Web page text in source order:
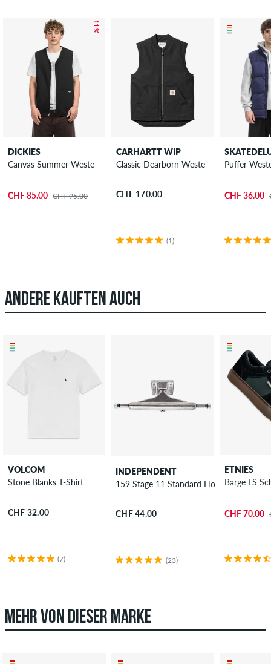
– 11 %
DICKIES
Canvas Summer Weste
CHF 85.00 CHF 95.00
CARHARTT WIP
Classic Dearborn Weste
CHF 170.00
(1)
Puffer
CHF 36.00
ANDERE KAUFTEN AUCH
VOLCOM
Stone Blanks T-Shirt
CHF 32.00
(7)
INDEPENDENT
159 Stage 11 Standard Hollow Achse
CHF 44.00
(23)
ETNIES
Barge LS
CHF 70.00
MEHR VON DIESER MARKE